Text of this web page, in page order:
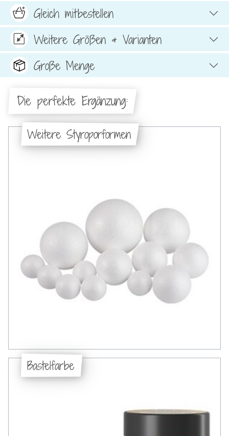
Gleich mitbestellen
Weitere Größen & Varianten
Große Menge
Die perfekte Ergänzung:
Weitere Styroporformen
Bastelfarbe